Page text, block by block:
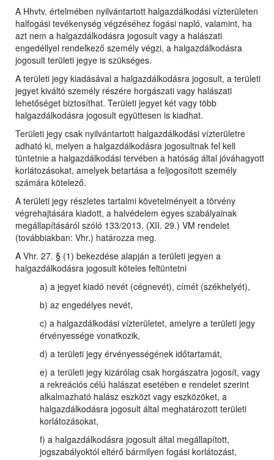
A Hhvtv. értelmében nyilvántartott halgazdálkodási vízterületen
halfogási tevékenység végzéséhez fogási napló, valamint, ha
azt nem a halgazdálkodásra jogosult vagy a halászati
engedéllyel rendelkező személy végzi, a halgazdálkodásra
jogosult területi jegye is szükséges.
A területi jegy kiadásával a halgazdálkodásra jogosult, a területi
jegyet kiváltó személy részére horgászati vagy halászati
lehetőséget biztosíthat. Területi jegyet két vagy több
halgazdálkodásra jogosult együttesen is kiadhat.
Területi jegy csak nyilvántartott halgazdálkodási vízterületre
adható ki, melyen a halgazdálkodásra jogosultnak fel kell
tüntetnie a halgazdálkodási tervében a hatóság által jóváhagyott
korlátozásokat, amelyek betartása a feljogosított személy
számára kötelező.
A területi jegy részletes tartalmi követelményeit a törvény
végrehajtására kiadott, a halvédelem egyes szabályainak
megállapításáról szóló 133/2013. (XII. 29.) VM rendelet
(továbbiakban: Vhr.) határozza meg.
A Vhr. 27. § (1) bekezdése alapján a területi jegyen a
halgazdálkodásra jogosult köteles feltüntetni
a) a jegyet kiadó nevét (cégnevét), címét (székhelyét),
b) az engedélyes nevét,
c) a halgazdálkodási vízterületet, amelyre a területi jegy
érvényessége vonatkozik,
d) a területi jegy érvényességének időtartamát,
e) a területi jegy kizárólag csak horgászatra jogosít, vagy
a rekreációs célú halászat esetében e rendelet szerint
alkalmazható halász eszközt vagy eszközöket, a
halgazdálkodásra jogosult által meghatározott területi
korlátozásokat,
f) a halgazdálkodásra jogosult által megállapított,
jogszabályoktól eltérő bármilyen fogási korlátozást,